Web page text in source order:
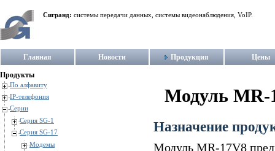
Сигранд: системы передачи данных, системы видеонаблюдения, VoIP.
Главная Новости Продукция Цены
Продукты
По алфавиту
IP-телефония
Серии
Серия SG-1
Серия SG-17
Модемы
Модуль MR-
Назначение
Модуль MR-17V8